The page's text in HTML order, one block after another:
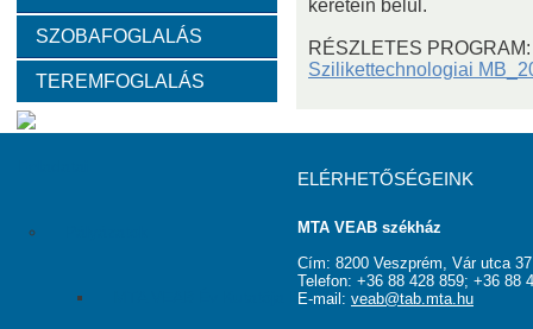
Választott vezetők Akadémikusok
Tanácskozási jogú tagok
MTA VEAB Év Kutatója Díj
SZOBAFOGLALÁS
TEREMFOGLALÁS
keretein belül.
RÉSZLETES PROGRAM:
Szilikettechnologiai
ELÉRHETŐSÉGEINK
MTA VEAB székház
Cím: 8200 Veszprém, Vár utca
Telefon: +36 88 428 859; +36 88
E-mail: veab@tab.mta.hu